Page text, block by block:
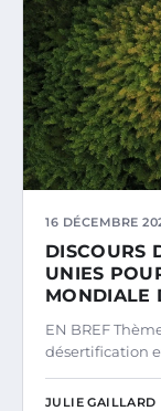
16 DÉCEMBRE
DISCOURS
UNIES
MONDIALE
EN BREF
désertification
JULIE GAILLARD